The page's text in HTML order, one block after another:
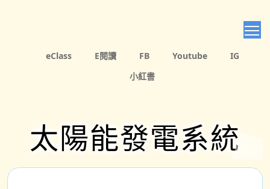
eClass E閱讀 FB Youtube
IG
小紅書
太陽能發電系統